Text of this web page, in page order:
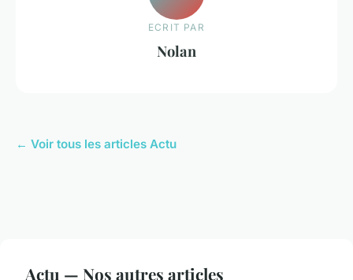
ECRIT PAR
Nolan
← Voir tous les articles Actu
Actu — Nos autres articles